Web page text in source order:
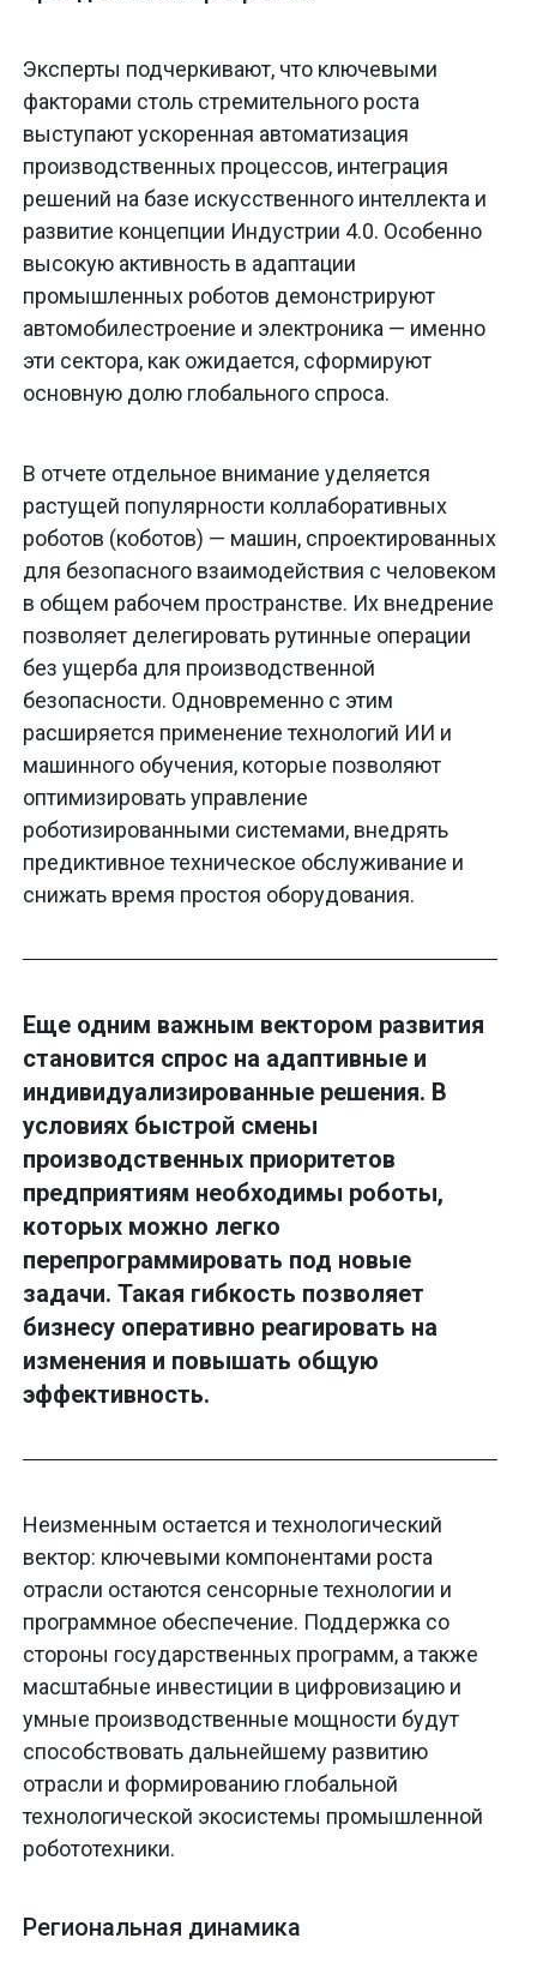
Эксперты подчеркивают, что ключевыми
факторами столь стремительного роста
выступают ускоренная автоматизация
производственных процессов, интеграция
решений на базе искусственного интеллекта и
развитие концепции Индустрии 4.0. Особенно
высокую активность в адаптации
промышленных роботов демонстрируют
автомобилестроение и электроника — именно
эти сектора, как ожидается, сформируют
основную долю глобального спроса.
В отчете отдельное внимание уделяется
растущей популярности коллаборативных
роботов (коботов) — машин, спроектированных
для безопасного взаимодействия с человеком
в общем рабочем пространстве. Их внедрение
позволяет делегировать рутинные операции
без ущерба для производственной
безопасности. Одновременно с этим
расширяется применение технологий ИИ и
машинного обучения, которые позволяют
оптимизировать управление
роботизированными системами, внедрять
предиктивное техническое обслуживание и
снижать время простоя оборудования.
Еще одним важным вектором развития
становится спрос на адаптивные и
индивидуализированные решения. В
условиях быстрой смены
производственных приоритетов
предприятиям необходимы роботы,
которых можно легко
перепрограммировать под новые
задачи. Такая гибкость позволяет
бизнесу оперативно реагировать на
изменения и повышать общую
эффективность.
Неизменным остается и технологический
вектор: ключевыми компонентами роста
отрасли остаются сенсорные технологии и
программное обеспечение. Поддержка со
стороны государственных программ, а также
масштабные инвестиции в цифровизацию и
умные производственные мощности будут
способствовать дальнейшему развитию
отрасли и формированию глобальной
технологической экосистемы промышленной
робототехники.
Региональная динамика